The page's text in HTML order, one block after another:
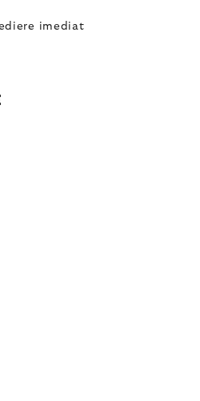
imediat